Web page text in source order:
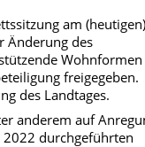
am
Änderung des
Wohnformen
freigegeben.
des Landtages.
anderem auf
2022 durchgeführten